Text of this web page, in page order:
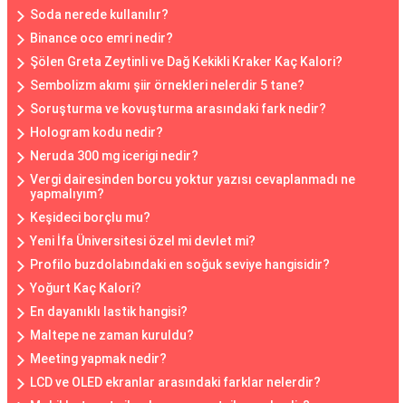
Soda nerede kullanılır?
Binance oco emri nedir?
Şölen Greta Zeytinli ve Dağ Kekikli Kraker Kaç Kalori?
Sembolizm akımı şiir örnekleri nelerdir 5 tane?
Soruşturma ve kovuşturma arasındaki fark nedir?
Hologram kodu nedir?
Neruda 300 mg icerigi nedir?
Vergi dairesinden borcu yoktur yazısı cevaplanmadı ne
yapmalıyım?
Keşideci borçlu mu?
Yeni İfa Üniversitesi özel mi devlet mi?
Profilo buzdolabındaki en soğuk seviye hangisidir?
Yoğurt Kaç Kalori?
En dayanıklı lastik hangisi?
Maltepe ne zaman kuruldu?
Meeting yapmak nedir?
LCD ve OLED ekranlar arasındaki farklar nelerdir?